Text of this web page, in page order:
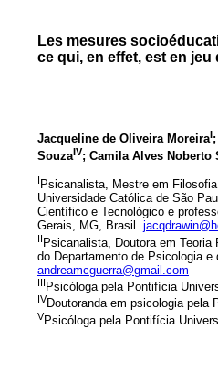
Les mesures
ce qui, en effet, est en jeu
Jacqueline de Oliveira MoreiraI
SouzaIV; Camila Alves Noberto
I Psicanalista, Mestre em
Universidade Católica de São
Científico e Tecnológico e
Gerais, MG, Brasil.
IIPsicanalista, Doutora em
do Departamento de Psicologia
andreamcguerra@gmail.com
III Psicóloga pela Pontifícia
IVDoutoranda em psicologia
VPsicóloga pela Pontifícia